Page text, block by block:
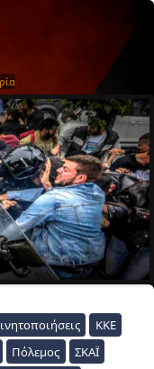
ΚΚΕ
Πόλεμος
ΣΚΑΪ